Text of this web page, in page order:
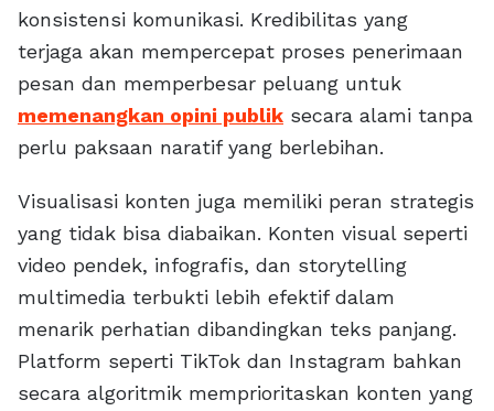
konsistensi komunikasi. Kredibilitas yang
terjaga akan mempercepat proses penerimaan
pesan dan memperbesar peluang untuk
memenangkan opini publik secara alami tanpa
perlu paksaan naratif yang berlebihan.
Visualisasi konten juga memiliki peran strategis
yang tidak bisa diabaikan. Konten visual seperti
video pendek, infografis, dan storytelling
multimedia terbukti lebih efektif dalam
menarik perhatian dibandingkan teks panjang.
Platform seperti TikTok dan Instagram bahkan
secara algoritmik memprioritaskan konten yang